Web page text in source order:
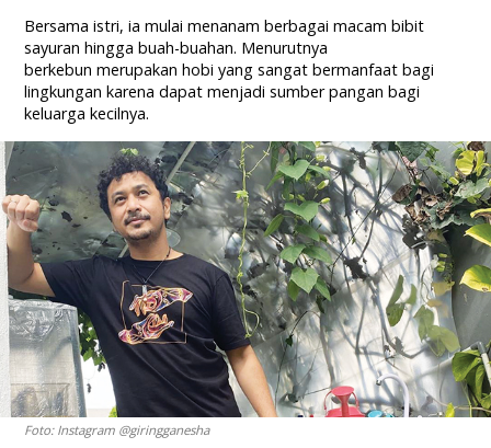
Bersama istri, ia mulai menanam berbagai macam bibit
sayuran hingga buah-buahan. Menurutnya
berkebun merupakan hobi yang sangat bermanfaat bagi
lingkungan karena dapat menjadi sumber pangan bagi
keluarga kecilnya.
Foto: Instagram @giringganesha